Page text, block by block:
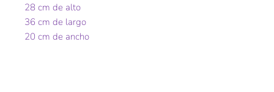
28 cm de alto
36 cm de largo
20 cm de ancho